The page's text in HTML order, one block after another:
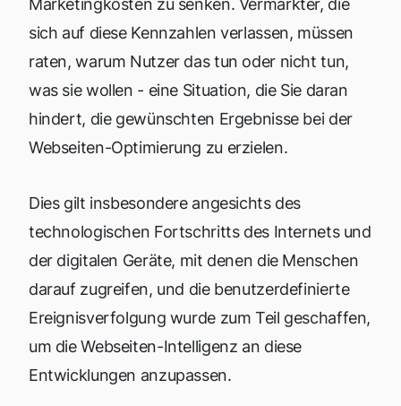
Marketingkosten zu senken. Vermarkter, die
sich auf diese Kennzahlen verlassen, müssen
raten, warum Nutzer das tun oder nicht tun,
was sie wollen - eine Situation, die Sie daran
hindert, die gewünschten Ergebnisse bei der
Webseiten-Optimierung zu erzielen.
Dies gilt insbesondere angesichts des
technologischen Fortschritts des Internets und
der digitalen Geräte, mit denen die Menschen
darauf zugreifen, und die benutzerdefinierte
Ereignisverfolgung wurde zum Teil geschaffen,
um die Webseiten-Intelligenz an diese
Entwicklungen anzupassen.